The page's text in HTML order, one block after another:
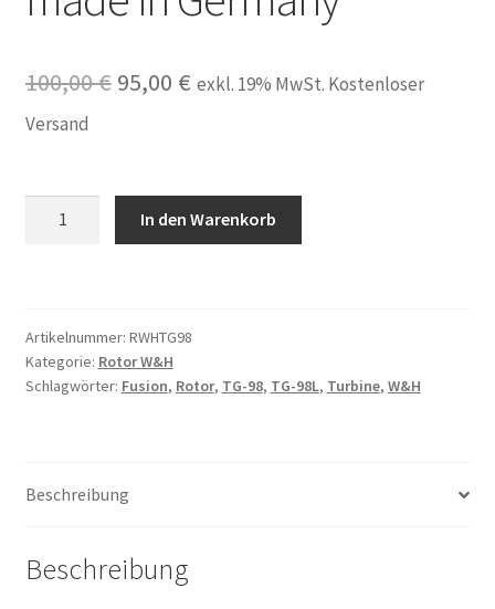
100,00€ Ursprünglicher
100,00 €
95,00 €Aktueller
95,00 €.
exkl. 19% MwSt. Kostenloser
Versand
SYNEA
Fusion
LM
LR
In den Warenkorb
Artikelnummer: RWHTG98
Kategorie: Rotor W&H
Schlagwörter: Fusion, Rotor, TG-98, TG-98L, Turbine, W&H
Beschreibung
Beschreibung